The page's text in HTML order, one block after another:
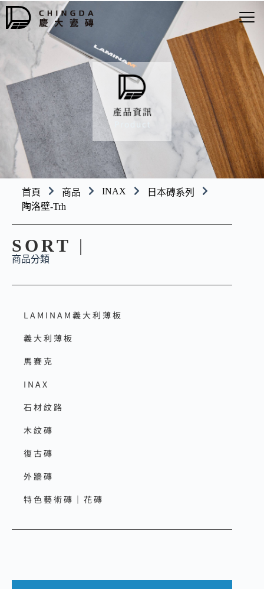
首頁 商品 INAX
日本磚系列
陶洛壁-Trh
SORT |
商品分類
LAMINAM義大利薄板
義大利薄板
馬賽克
INAX
石材紋路
木紋磚
復古磚
外牆磚
特色藝術磚｜花磚